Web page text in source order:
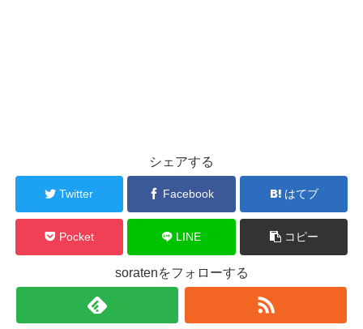
シェアする
Twitter Facebook はてブ
Pocket LINE コピー
soratenをフォローする